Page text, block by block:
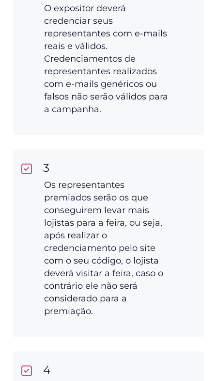
O expositor deverá
credenciar seus
representantes com e-mails
reais e válidos.
Credenciamentos de
representantes realizados
com e-mails genéricos ou
falsos não serão válidos para
a campanha.
3
Os representantes
premiados serão os que
conseguirem levar mais
lojistas para a feira, ou seja,
após realizar o
credenciamento pelo site
com o seu código, o lojista
deverá visitar a feira, caso o
contrário ele não será
considerado para a
premiação.
4